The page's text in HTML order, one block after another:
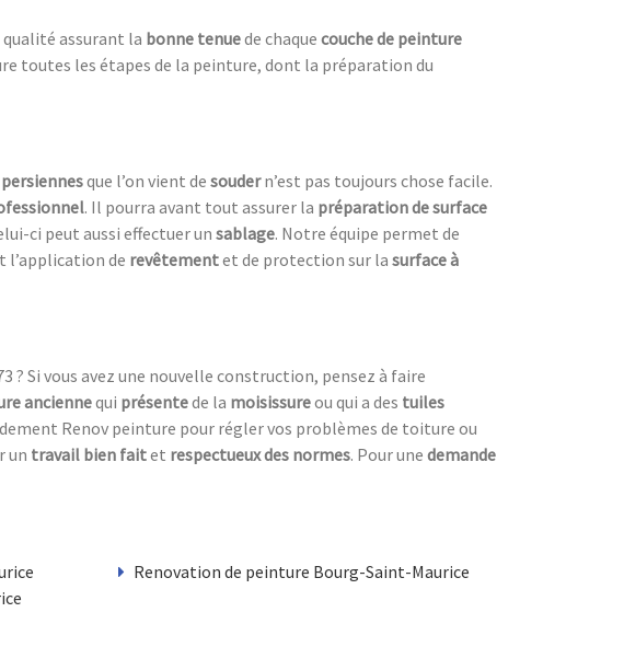
qualité assurant la bonne tenuede chaque couche de peinture
toutes les étapes de la peinture, dont la préparation du
persiennesque l’on vient de soudern’est pas toujours chose facile.
. Il pourra avant tout assurer la préparation de surface
ci peut aussi effectuer unsablage. Notre équipe permet de
l’application de revêtementet de protection sur la surface à
? Si vous avez une nouvelle construction, pensez à faire
anciennequi présentede la moisissureou qui a des tuiles
Renov peinture pour régler vos problèmes de toiture ou
un travail bien faitet respectueux des normes. Pour une demande
Renovation de peinture Bourg-Saint-Maurice